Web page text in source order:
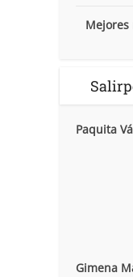
Paquita
Gimena